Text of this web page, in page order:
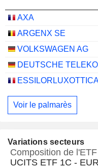
AXA
ARGENX SE
VOLKSWAGEN AG
DEUTSCHE
Voir le palmarès
Variations secteurs
Composition de l'ETF
UCITS ETF 1C - EUR